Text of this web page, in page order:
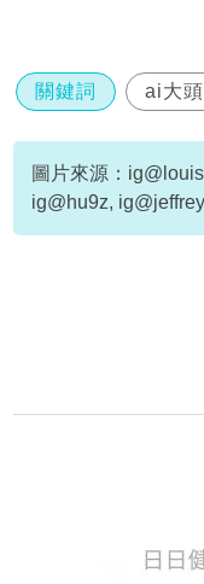
關鍵詞 ai大
Jeffrey 魏浚笙
圖片來源：
ig@hu9z,
ig@mr_littlecat,
資料或影片來源：